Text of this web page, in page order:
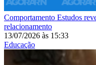
Comportamento Estudos
relacionamento
13/07/2026 às 15:33
Educação